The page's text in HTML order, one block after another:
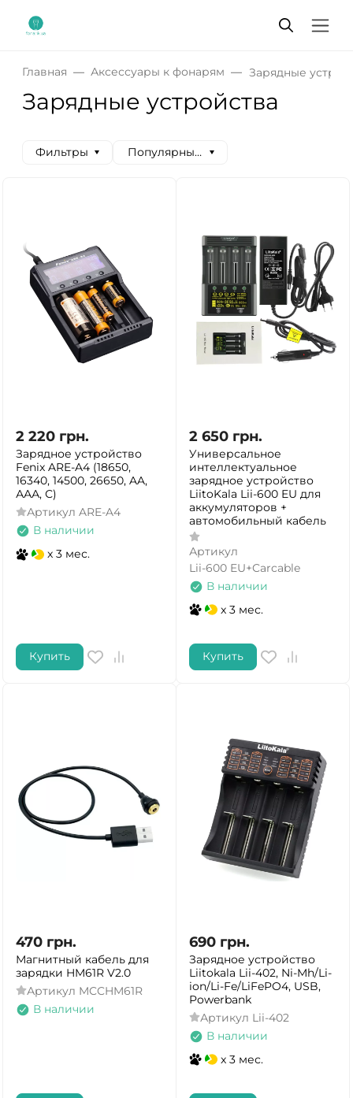
Главная Аксессуары к фонарям Зарядные
Зарядные устройства
Фильтры Популярные сначала
2 220 грн.
Зарядное устройство
Fenix ARE-A4 (18650,
16340, 14500, 26650, AA,
ААА, С)
Артикул ARE-A4
В наличии
x 3 мес.
Купить
2 650 грн.
Универсальное
интеллектуальное
зарядное устройство
LiitoKala Lii-600 EU для
аккумуляторов +
автомобильный кабель
Артикул
Lii-600 EU+Carcable
В наличии
x 3 мес.
Купить
470 грн.
Магнитный кабель для
зарядки HM61R V2.0
Артикул MCCHM61R
В наличии
690 грн.
Зарядное устройство
Liitokala Lii-402, Ni-Mh/Li-
ion/Li-Fe/LiFePO4, USB,
Powerbank
Артикул Lii-402
В наличии
x 3 мес.